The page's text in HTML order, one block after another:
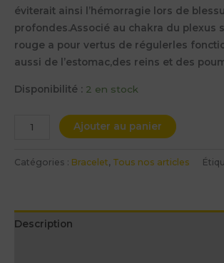
éviterait ainsi l’hémorragie lors de
profondes.Associé au chakra du plexus
rouge a pour vertus de régulerles
aussi de l’estomac,des reins et des
Disponibilité : 2 en stock
Ajouter au panier
Catégories : Bracelet, Tous nos articles
Description